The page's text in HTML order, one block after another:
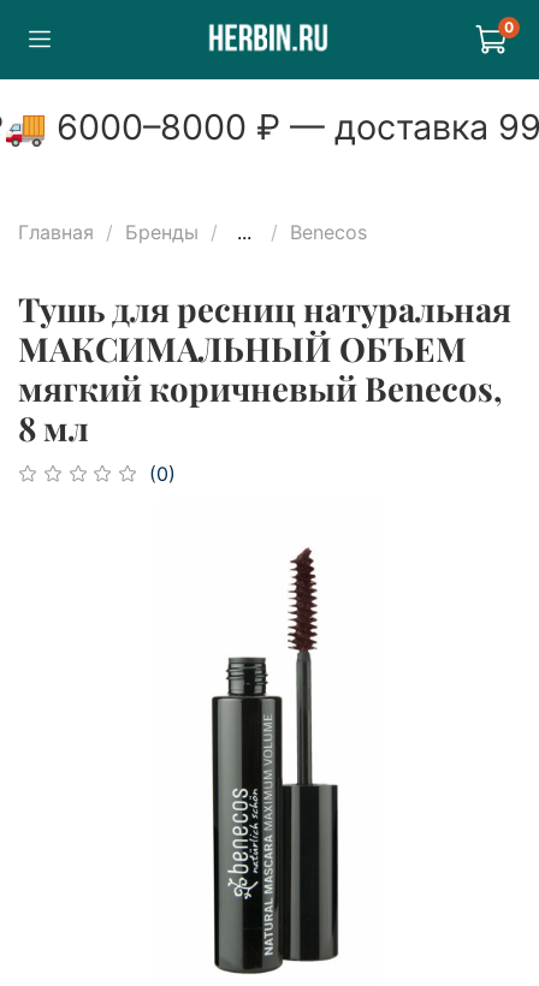
0
6000–8000₽ — доставка
Главная Бренды ... Benecos
Тушь для ресниц натуральная
МАКСИМАЛЬНЫЙ ОБЪЕМ
мягкий коричневый Benecos,
8 мл
(0)